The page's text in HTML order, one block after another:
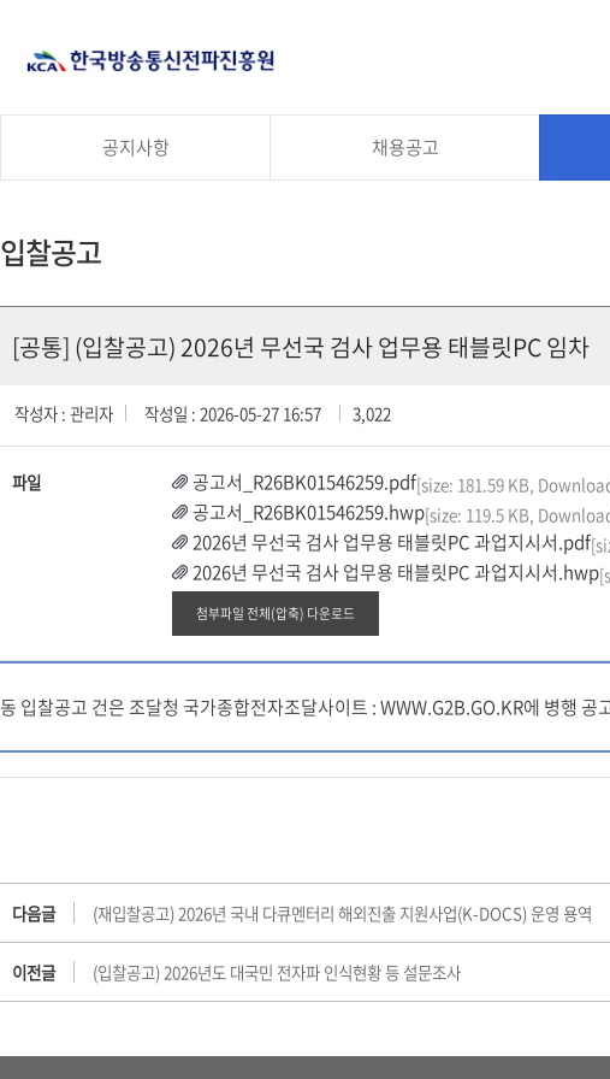
공지사항 채용공고
입찰공고
[공통] (입찰공고) 2026년 무선국 검사 업무용 태블릿PC 임차
작성자 : 관리자 작성일 : 2026-05-27 16:57 3,022
파일 공고서_R26BK01546259.pdf[size: 181.59 KB,
공고서_R26BK01546259.hwp[size: 119.5 KB,
2026년 무선국 검사 업무용 태블릿PC 과업지시서.pdf
2026년 무선국 검사 업무용 태블릿PC 과업지시서.hwp
첨부파일 전체(압축) 다운로드
동 입찰공고 건은 조달청 국가종합전자조달사이트 : WWW.G2B.GO.KR에 병행
다음글 (재입찰공고) 2026년 국내 다큐멘터리 해외진출 지원사업(K-DOCS) 운영 용역
이전글 (입찰공고) 2026년도 대국민 전자파 인식현황 등 설문조사